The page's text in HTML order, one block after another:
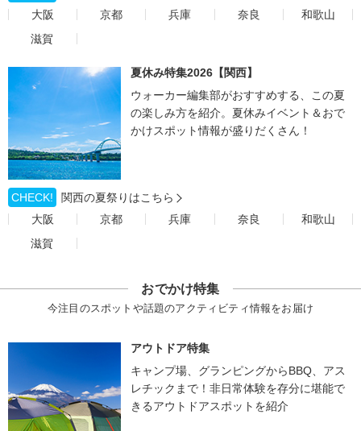
大阪
京都 兵庫 奈良
和歌山
滋賀
夏休み特集2026【関西】
ウォーカー編集部がおすすめする、この夏
の楽しみ方を紹介。夏休みイベント＆おで
かけスポット情報が盛りだくさん！
CHECK!
関西の夏祭りはこちら
大阪
京都 兵庫 奈良
和歌山
滋賀
おでかけ特集
今注目のスポットや話題のアクティビティ情報をお届け
アウトドア特集
キャンプ場、グランピングからBBQ、アス
レチックまで！非日常体験を存分に堪能で
きるアウトドアスポットを紹介